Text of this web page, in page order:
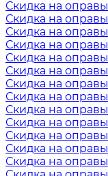
Скидка на
Скидка на оправы
Скидка на оправы
Скидка на оправы
Скидка на оправы
Скидка на
Скидка на
Скидка на оправы
Скидка на
Скидка на
Скидка на
Скидка на
Скидка на